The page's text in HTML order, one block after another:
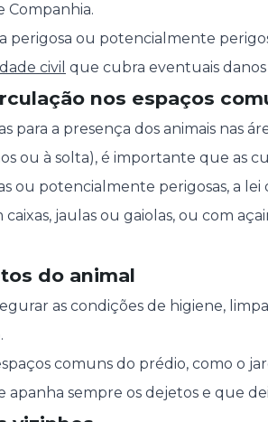
Companhia.
perigosa ou potencialmente
civil que cubra eventuais
nos espaços
para a presença dos animais nas
ou à solta), é importante que as
ou potencialmente perigosas, a
jaulas ou gaiolas, ou com
do animal
as condições de higiene,
comuns do prédio, como o
apanha sempre os dejetos e que